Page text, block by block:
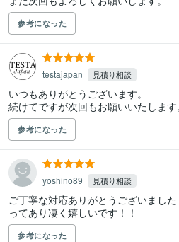
参考になった
testajapan 見積り相談
いつもありがとうございます。
続けてですが次回もお願いいたします
参考になった
yoshino89 見積り相談
ご丁寧な対応ありがとうございまし
ってあり凄く嬉しいです！！
参考になった